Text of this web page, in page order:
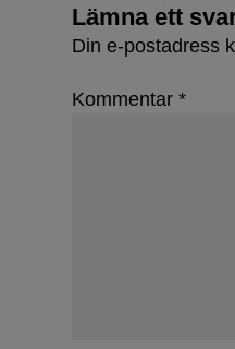
Lämna ett
Din e-postadress
Kommentar *